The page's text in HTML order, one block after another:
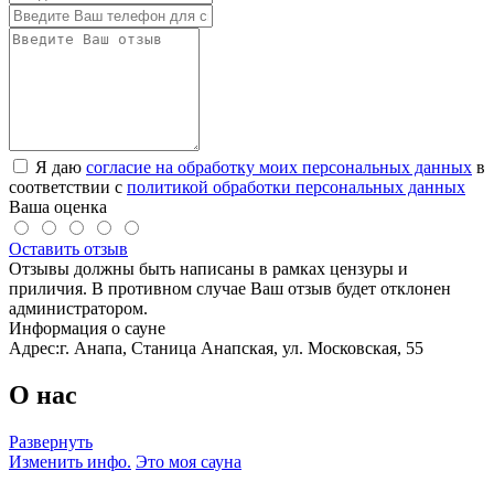
Я даю согласие на обработку моих персональных данных в
соответствии с политикой обработки персональных данных
Ваша оценка
Оставить отзыв
Отзывы должны быть написаны в рамках цензуры и
приличия. В противном случае Ваш отзыв будет отклонен
администратором.
Информация о сауне
Адрес:г. Анапа, Станица Анапская, ул. Московская, 55
О нас
Развернуть
Изменить инфо. Это моя сауна